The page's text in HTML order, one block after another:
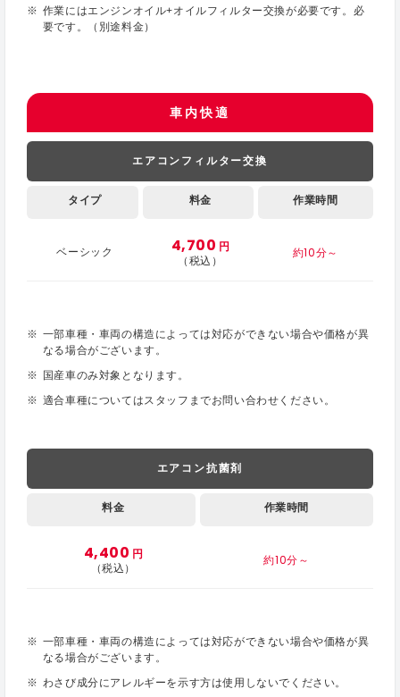
作業にはエンジンオイル+オイルフィルター交換が必要です。必
要です。（別途料金）
車内快適
エアコンフィルター交換
タイプ 料金 作業時間
ベーシック 4,700 円
（税込）
約10分～
一部車種・車両の構造によっては対応ができない場合や価格が異
なる場合がございます。
国産車のみ対象となります。
適合車種についてはスタッフまでお問い合わせください。
エアコン抗菌剤
料金 作業時間
4,400 円
（税込）
約10分～
一部車種・車両の構造によっては対応ができない場合や価格が異
なる場合がございます。
わさび成分にアレルギーを示す方は使用しないでください。